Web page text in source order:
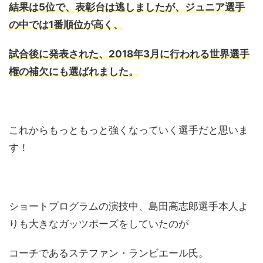
結果は5位で、表彰台は逃しましたが、ジュニア選手
の中では1番順位が高く、
試合後に発表された、2018年3月に行われる世界選手
権の補欠にも選ばれました。
これからもっともっと強くなっていく選手だと思いま
す！
ショートプログラムの演技中、島田高志郎選手本人よ
りも大きなガッツポーズをしていたのが
コーチであるステファン・ランビエール氏。